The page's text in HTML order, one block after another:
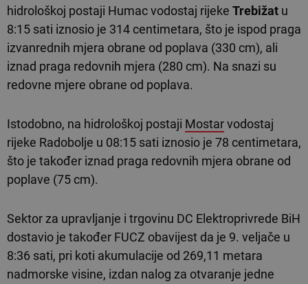
hidrološkoj postaji Humac vodostaj rijeke Trebižat u
8:15 sati iznosio je 314 centimetara, što je ispod praga
izvanrednih mjera obrane od poplava (330 cm), ali
iznad praga redovnih mjera (280 cm). Na snazi su
redovne mjere obrane od poplava.
Istodobno, na hidrološkoj postaji Mostarvodostaj
rijeke Radobolje u 08:15 sati iznosio je 78 centimetara,
što je također iznad praga redovnih mjera obrane od
poplave (75 cm).
Sektor za upravljanje i trgovinu DC Elektroprivrede BiH
dostavio je također FUCZ obavijest da je 9. veljače u
8:36 sati, pri koti akumulacije od 269,11 metara
nadmorske visine, izdan nalog za otvaranje jedne